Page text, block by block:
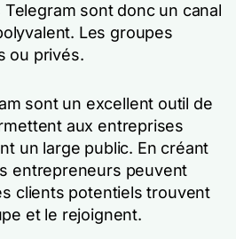
sont donc un canal
Les groupes
ou privés.
sont un excellent outil de
aux entreprises
un large public. En créant
entrepreneurs peuvent
clients potentiels trouvent
et le rejoignent.